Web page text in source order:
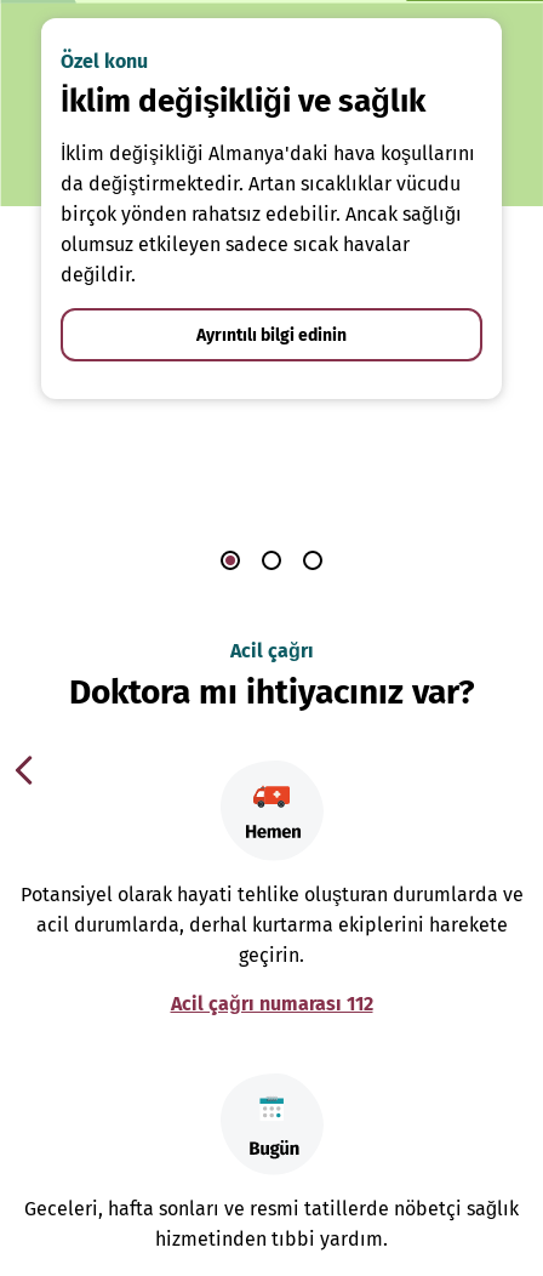
Özel konu
İklim değişikliği ve sağlık
İklim değişikliği Almanya'daki hava koşullarını
da değiştirmektedir. Artan sıcaklıklar vücudu
birçok yönden rahatsız edebilir. Ancak sağlığı
olumsuz etkileyen sadece sıcak havalar
değildir.
Ayrıntılı bilgi edinin
Acil çağrı
Doktora mı ihtiyacınız var?
Potansiyel olarak hayati tehlike oluşturan durumlarda ve
acil durumlarda, derhal kurtarma ekiplerini harekete
geçirin.
Acil çağrı numarası 112
Geceleri, hafta sonları ve resmi tatillerde nöbetçi sağlık
hizmetinden tıbbi yardım.